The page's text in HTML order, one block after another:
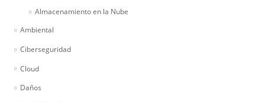
Almacenamiento en la Nube
Ambiental
Ciberseguridad
Cloud
Daños